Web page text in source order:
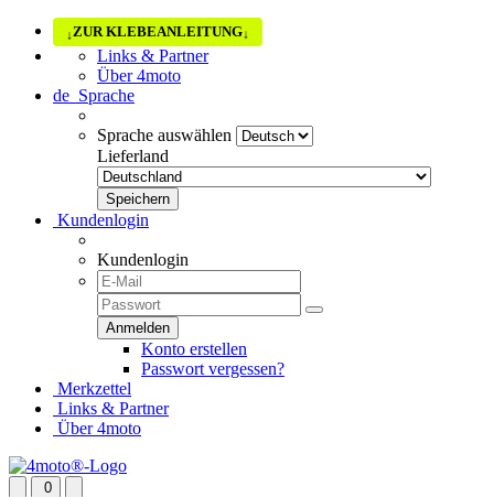
↓ZUR KLEBEANLEITUNG↓
Links & Partner
Über 4moto
de Sprache
Sprache auswählen
Lieferland
Kundenlogin
Kundenlogin
Konto erstellen
Passwort vergessen?
Merkzettel
Links & Partner
Über 4moto
0